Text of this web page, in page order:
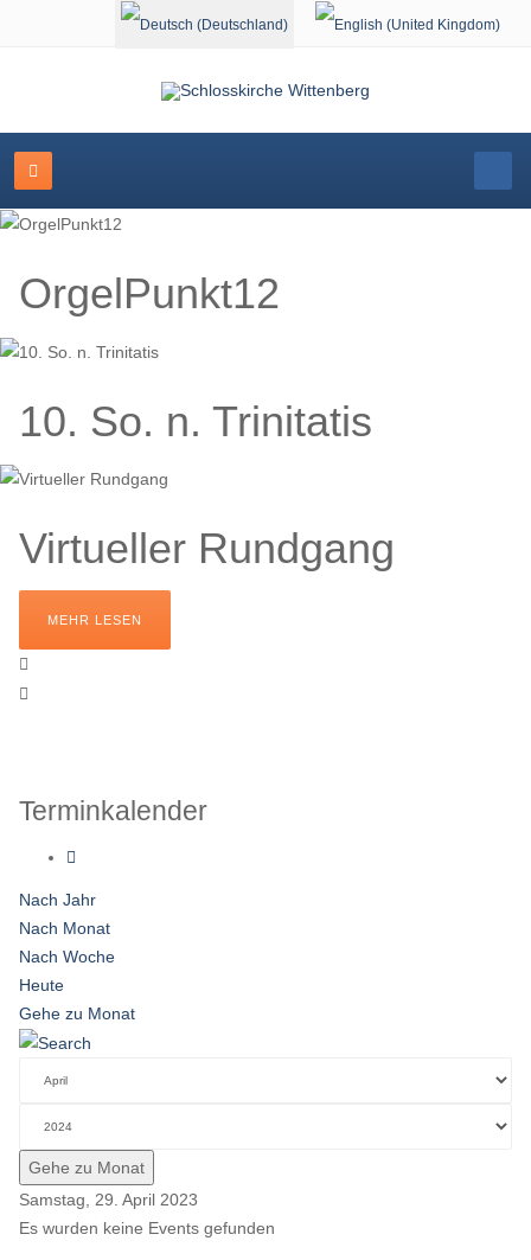
Sprache auswählen
OrgelPunkt12
10. So. n. Trinitatis
Virtueller Rundgang
MEHR LESEN
Terminkalender
Nach Jahr
Nach Monat
Nach Woche
Heute
Gehe zu Monat
Gehe zu Monat
Samstag, 29. April 2023
Es wurden keine Events gefunden